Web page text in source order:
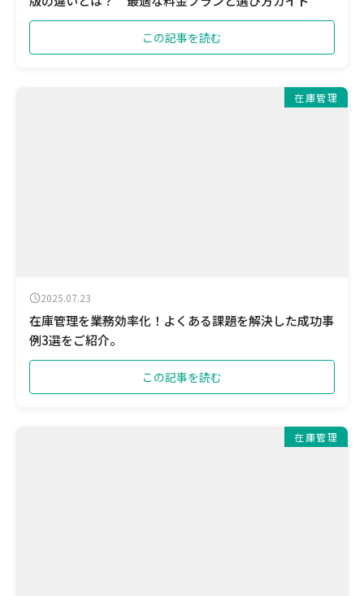
この記事を読む
在庫管理
2025.07.23
在庫管理を業務効率化！よくある課題を解決した成功事
例3選をご紹介。
この記事を読む
在庫管理